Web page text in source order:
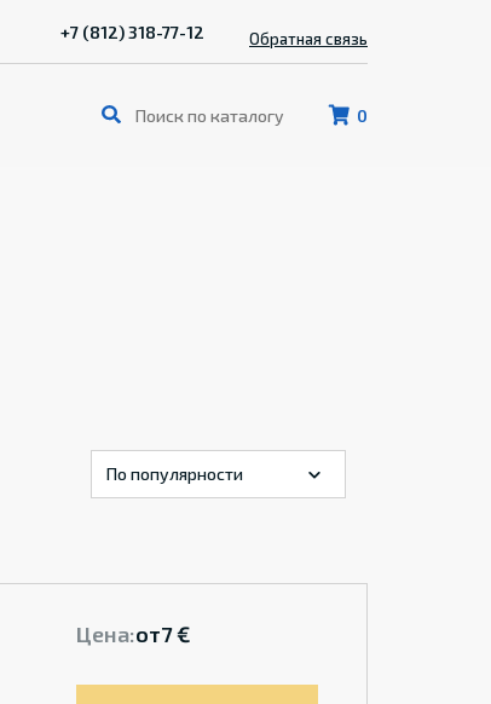
0
+7 (812) 318-77-12 Обратная связь
Цена:от7 €